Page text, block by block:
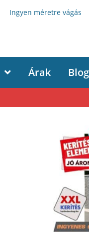
Ingyen méretre vágás
Árak Blog